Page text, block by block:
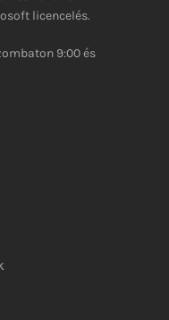
licencelés.
9:00 és